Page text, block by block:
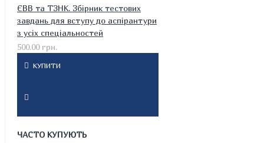
ЄВВ та ТЗНК. Збірник тестових
завдань для вступу до аспірантури
з усіх спеціальностей
500.00 грн.
КУПИТИ
ЧАСТО КУПУЮТЬ